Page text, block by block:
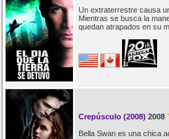
Un extraterrestre causa
Mientras se busca la
quedan atrapados en su
Crepúsculo (2008) 2008
Bella Swan es una chica